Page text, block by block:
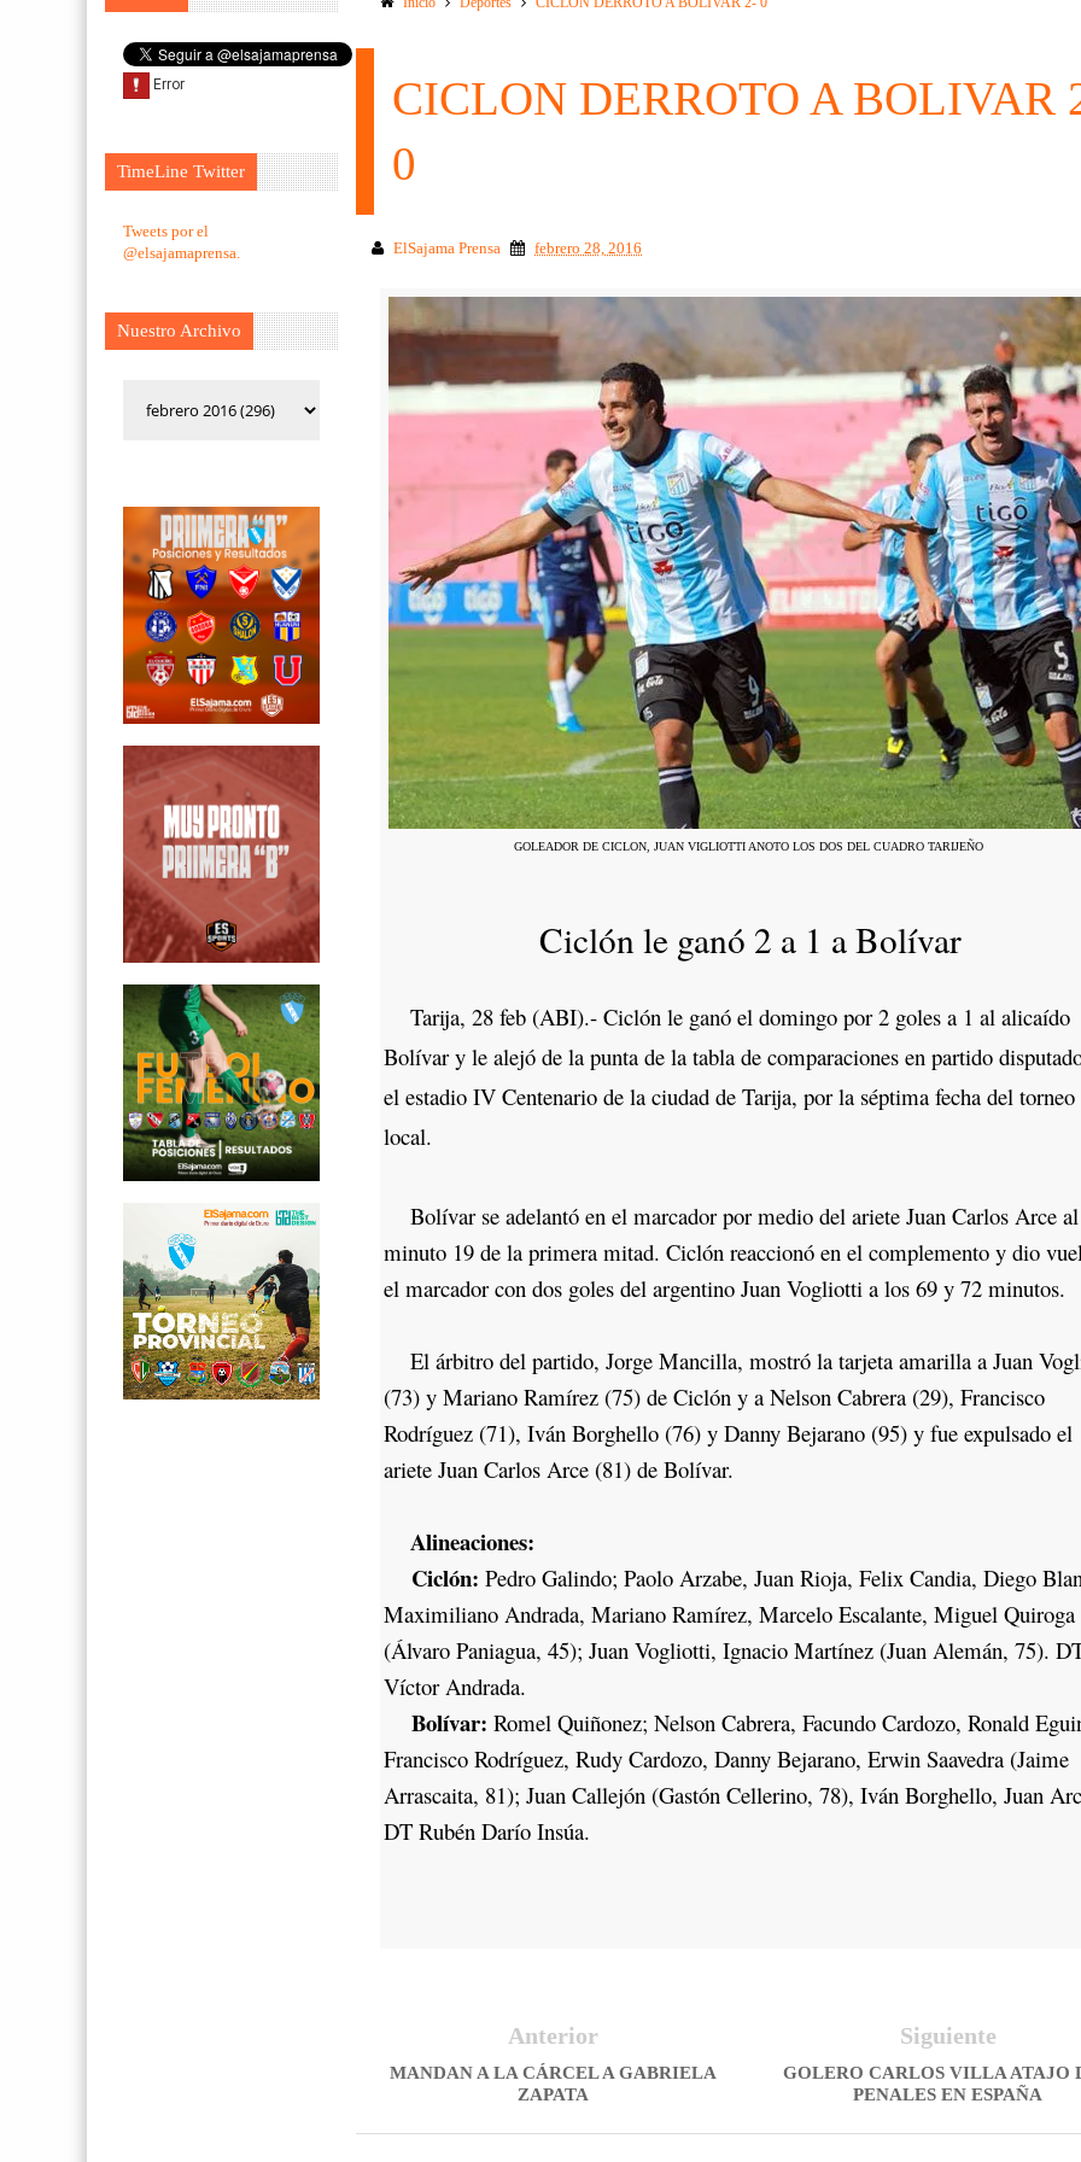
TimeLine Twitter
Tweets por el
@elsajamaprensa.
Nuestro Archivo
CICLON DERROTO A BOLIVAR
0
ElSajama Prensa febrero 28, 2016
GOLEADOR DE CICLON, JUAN VIGLIOTTI ANOTO LOS DOS DEL CUADRO TARIJEÑO
Ciclón le ganó 2 a 1 a Bolívar
Tarija, 28 feb (ABI).- Ciclón le ganó el domingo por 2 goles a 1 al alicaído
Bolívar y le alejó de la punta de la tabla de comparaciones en partido
el estadio IV Centenario de la ciudad de Tarija, por la séptima fecha del torneo
local.
Bolívar se adelantó en el marcador por medio del ariete Juan Carlos Arce al
minuto 19 de la primera mitad. Ciclón reaccionó en el complemento y dio
el marcador con dos goles del argentino Juan Vogliotti a los 69 y 72 minutos.
El árbitro del partido, Jorge Mancilla, mostró la tarjeta amarilla a Juan
(73) y Mariano Ramírez (75) de Ciclón y a Nelson Cabrera (29), Francisco
Rodríguez (71), Iván Borghello (76) y Danny Bejarano (95) y fue expulsado el
ariete Juan Carlos Arce (81) de Bolívar.
Alineaciones:
Ciclón: Pedro Galindo; Paolo Arzabe, Juan Rioja, Felix Candia, Diego
Maximiliano Andrada, Mariano Ramírez, Marcelo Escalante, Miguel Quiroga
(Álvaro Paniagua, 45); Juan Vogliotti, Ignacio Martínez (Juan Alemán, 75).
Víctor Andrada.
Bolívar: Romel Quiñonez; Nelson Cabrera, Facundo Cardozo, Ronald
Francisco Rodríguez, Rudy Cardozo, Danny Bejarano, Erwin Saavedra (Jaime
Arrascaita, 81); Juan Callejón (Gastón Cellerino, 78), Iván Borghello, Juan
DT Rubén Darío Insúa.
Siguiente
GOLERO CARLOS VILLA ATAJO
PENALES EN ESPAÑA
Anterior
MANDAN A LA CÁRCEL A GABRIELA
ZAPATA